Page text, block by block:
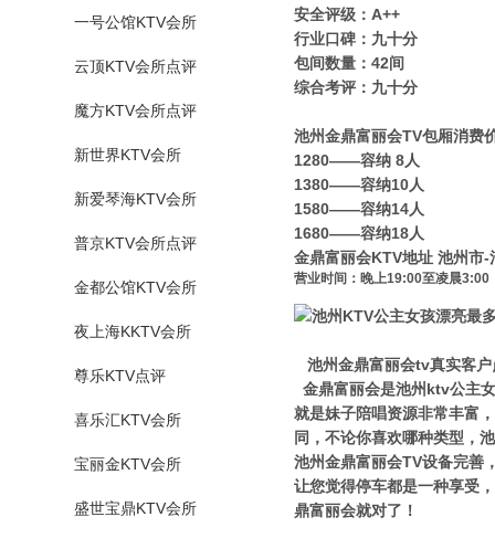
一号公馆KTV会所
云顶KTV会所点评
魔方KTV会所点评
新世界KTV会所
新爱琴海KTV会所
普京KTV会所点评
金都公馆KTV会所
夜上海KKTV会所
尊乐KTV点评
喜乐汇KTV会所
宝丽金KTV会所
盛世宝鼎KTV会所
安全评级：A++
行业口碑：九十分
包间数量：42间
综合考评：九十分
池州金鼎富丽会TV包厢消费
1280——容纳 8人
1380——容纳10人
1580——容纳14人
1680——容纳18人
金鼎富丽会KTV地址 池州市
营业时间：晚上19:00至凌晨3:00
池州金鼎富丽会tv真实客户
金鼎富丽会是池州ktv公主
就是妹子陪唱资源非常丰富
同，不论你喜欢哪种类型，
池州金鼎富丽会TV设备完善
让您觉得停车都是一种享受
鼎富丽会就对了！